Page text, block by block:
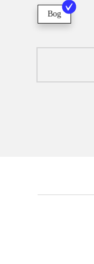
Bog